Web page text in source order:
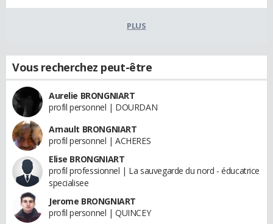
PLUS
Vous recherchez peut-être
Aurelie BRONGNIART
profil personnel | DOURDAN
Arnault BRONGNIART
profil personnel | ACHERES
Elise BRONGNIART
profil professionnel | La sauvegarde du nord - éducatrice
specialisee
Jerome BRONGNIART
profil personnel | QUINCEY